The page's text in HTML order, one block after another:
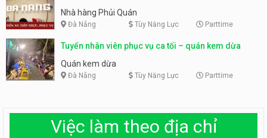
Nhà hàng Phủi Quán
Đà Nẵng Tùy Năng Lực Parttime
Tuyển nhân viên phục vụ ca tối – quán kem dừa
Quán kem dừa
Đà Nẵng Tùy Năng Lực Parttime
Việc làm theo địa chỉ